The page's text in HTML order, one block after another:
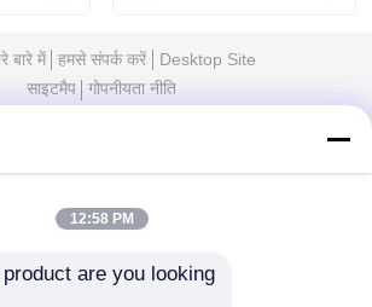
बारे में हमसे संपर्क करें
Desktop Site
साइटमैप
गोपनीयता नीति
12:58 PM
are you looking